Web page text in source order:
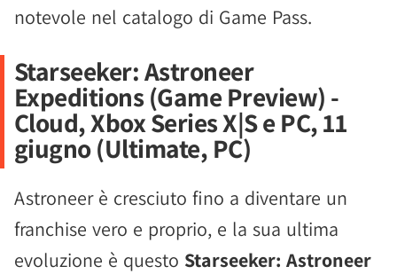
notevole nel catalogo di Game Pass.
Starseeker: Astroneer
Expeditions (Game Preview) -
Cloud, Xbox Series X|S e PC, 11
giugno (Ultimate, PC)
Astroneer è cresciuto fino a diventare un
franchise vero e proprio, e la sua ultima
evoluzione è questo Starseeker: Astroneer